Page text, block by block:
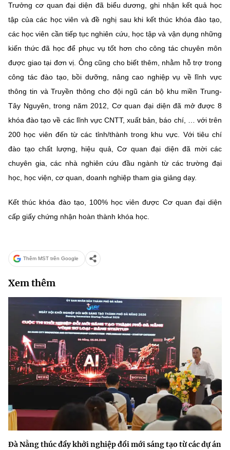
BỘ KHOA HỌC VÀ CÔNG NGHỆ
MINISTRY OF SCIENCE AND TECHNOLOGY
Điều khoản sử dụng Theo dõi MST: Góp ý
Cơ quan chủ quản: Bộ Khoa học và Công nghệ (MST)
Chịu trách nhiệm nội dung: Nguyễn Thị Hải Hằng
Giám đốc Trung tâm Truyền thông Khoa học và Công nghệ.
Địa chỉ: Ban Biên tập Cổng TTĐT - 18 Nguyễn Du, TP. Hà Nội
Điện thoại: 024 3936 9506
Email:stc@mst.gov.vn
(Ghi rõ nguồn "https://mst.gov.vn" khi phát hành lại thông tin từ
website này)
Trưởng cơ quan đại diện đã biểu dương, ghi nhận kết quả học
tập của các học viên và đề nghị sau khi kết thúc khóa đào tạo,
các học viên cần tiếp tục nghiên cứu, học tập và vận dụng những
kiến thức đã học để phục vụ tốt hơn cho công tác chuyên môn
được giao tại đơn vị. Ông cũng cho biết thêm, nhằm hỗ trợ trong
công tác đào tạo, bồi dưỡng, nâng cao nghiệp vụ về lĩnh vực
thông tin và Truyền thông cho đội ngũ cán bộ khu miền Trung-
Tây Nguyên, trong năm 2012, Cơ quan đại diện đã mở được 8
khóa đào tạo về các lĩnh vực CNTT, xuất bản, báo chí, … với trên
200 học viên đến từ các tỉnh/thành trong khu vực. Với tiêu chí
đào tạo chất lượng, hiệu quả, Cơ quan đại diện đã mời các
chuyên gia, các nhà nghiên cứu đầu ngành từ các trường đại
học, học viện, cơ quan, doanh nghiệp tham gia giảng dạy.
Kết thúc khóa đào tạo, 100% học viên được Cơ quan đại diện
cấp giấy chứng nhận hoàn thành khóa học.
Thêm MST trên Google
Xem thêm
Đà Nẵng thúc đẩy khởi nghiệp đổi mới sáng tạo từ các dự án